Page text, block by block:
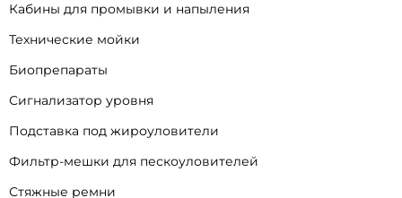
Кабины для промывки и напыления
Технические мойки
Биопрепараты
Сигнализатор уровня
Подставка под жироуловители
Фильтр-мешки для пескоуловителей
Стяжные ремни